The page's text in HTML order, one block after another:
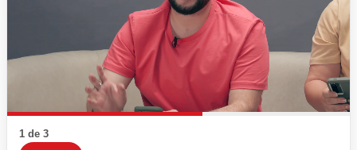
1 de 3